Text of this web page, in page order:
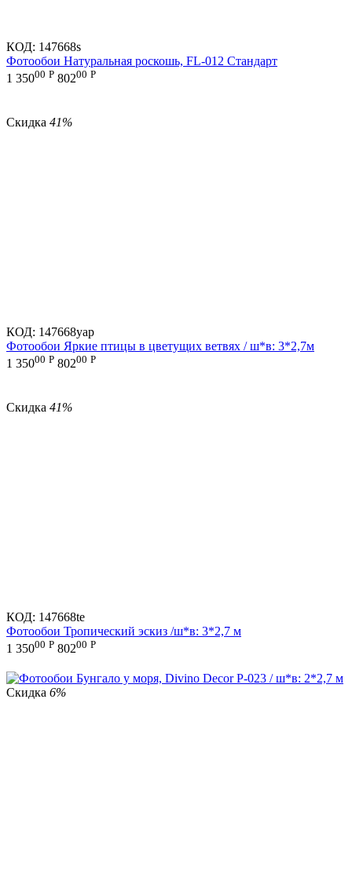
КОД: 147668s
Фотообои Натуральная роскошь, FL-012 Стандарт
1 35000 Р 80200 Р
Скидка 41%
КОД: 147668yap
Фотообои Яркие птицы в цветущих ветвях / ш*в: 3*2,7м
1 35000 Р 80200 Р
Скидка 41%
КОД: 147668te
Фотообои Тропический эскиз /ш*в: 3*2,7 м
1 35000 Р 80200 Р
Скидка 6%